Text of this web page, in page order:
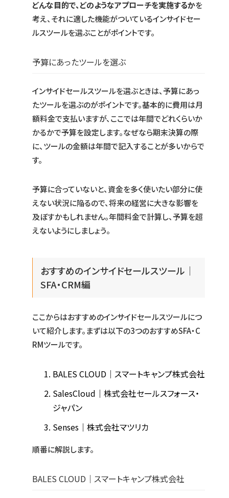
どんな目的で、どのようなアプローチを実施するかを
考え、それに適した機能がついているインサイドセー
ルスツールを選ぶことがポイントです。
予算にあったツールを選ぶ
インサイドセールスツールを選ぶときは、予算にあっ
たツールを選ぶのがポイントです。基本的に費用は月
額料金で支払いますが、ここでは年間でどれくらいか
かるかで予算を設定します。なぜなら期末決算の際
に、ツールの金額は年間で記入することが多いからで
す。
予算に合っていないと、資金を多く使いたい部分に使
えない状況に陥るので、将来の経営に大きな影響を
及ぼすかもしれません。年間料金で計算し、予算を超
えないようにしましょう。
おすすめのインサイドセールスツール｜
SFA・CRM編
ここからはおすすめのインサイドセールスツールにつ
いて紹介します。まずは以下の3つのおすすめSFA・C
RMツールです。
BALES CLOUD｜スマートキャンプ株式会社
SalesCloud｜株式会社セールスフォース・
ジャパン
Senses｜株式会社マツリカ
順番に解説します。
BALES CLOUD｜スマートキャンプ株式会社